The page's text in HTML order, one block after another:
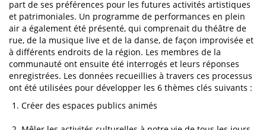
part de ses préférences pour les futures activités artistiques
et patrimoniales. Un programme de performances en plein
air a également été présenté, qui comprenait du théâtre de
rue, de la musique live et de la danse, de façon improvisée et
à différents endroits de la région. Les membres de la
communauté ont ensuite été interrogés et leurs réponses
enregistrées. Les données recueillies à travers ces processus
ont été utilisées pour développer les 6 thèmes clés suivants :
Créer des espaces publics animés